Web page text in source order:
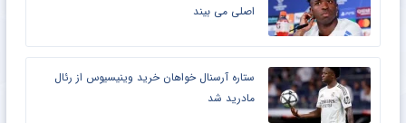
اصلی می بیند
ستاره آرسنال خواهان خرید وینیسیوس از رئال
مادرید شد